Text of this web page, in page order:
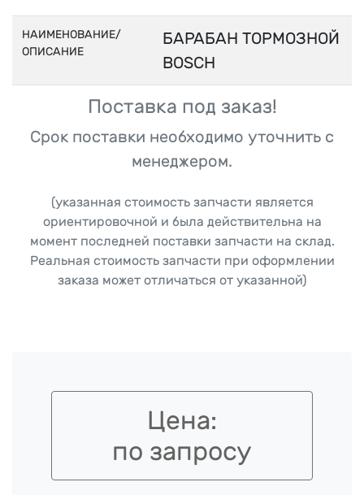
НАИМЕНОВАНИЕ/
ОПИСАНИЕ
БАРАБАН ТОРМОЗНОЙ
BOSCH
Поставка под заказ!
Срок поставки необходимо уточнить с
менеджером.
(указанная стоимость запчасти является
ориентировочной и была действительна на
момент последней поставки запчасти на склад.
Реальная стоимость запчасти при оформлении
заказа может отличаться от указанной)
Цена:
по запросу